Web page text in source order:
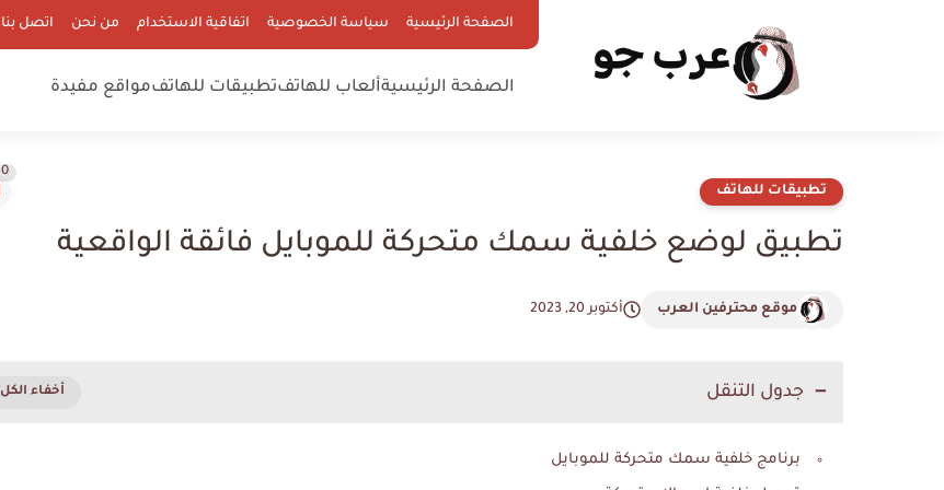
الصفحة الرئيسية سياسة الخصوصية اتفاقية الاستخدام من نحن اتصل بنا
الصفحة الرئيسيةألعاب للهاتفتطبيقات للهاتفمواقع مفيدة
تطبيقات للهاتف
0
تطبيق لوضع خلفية سمك متحركة للموبايل فائقة الواقعية
موقع محترفين العرب أكتوبر 20, 2023
جدول التنقل
برنامج خلفية سمك متحركة للموبايل